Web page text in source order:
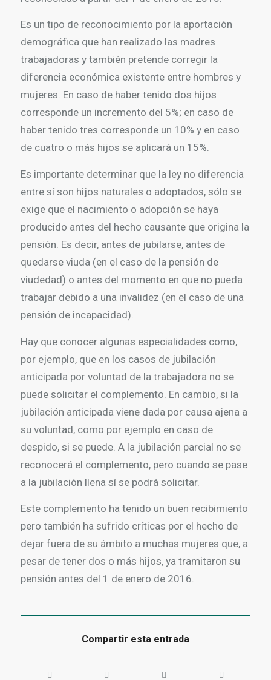
Es un tipo de reconocimiento por la aportación
demográfica que han realizado las madres
trabajadoras y también pretende corregir la
diferencia económica existente entre hombres y
mujeres. En caso de haber tenido dos hijos
corresponde un incremento del 5%; en caso de
haber tenido tres corresponde un 10% y en caso
de cuatro o más hijos se aplicará un 15%.
Es importante determinar que la ley no diferencia
entre sí son hijos naturales o adoptados, sólo se
exige que el nacimiento o adopción se haya
producido antes del hecho causante que origina la
pensión. Es decir, antes de jubilarse, antes de
quedarse viuda (en el caso de la pensión de
viudedad) o antes del momento en que no pueda
trabajar debido a una invalidez (en el caso de una
pensión de incapacidad).
Hay que conocer algunas especialidades como,
por ejemplo, que en los casos de jubilación
anticipada por voluntad de la trabajadora no se
puede solicitar el complemento. En cambio, si la
jubilación anticipada viene dada por causa ajena a
su voluntad, como por ejemplo en caso de
despido, si se puede. A la jubilación parcial no se
reconocerá el complemento, pero cuando se pase
a la jubilación llena sí se podrá solicitar.
Este complemento ha tenido un buen recibimiento
pero también ha sufrido críticas por el hecho de
dejar fuera de su ámbito a muchas mujeres que, a
pesar de tener dos o más hijos, ya tramitaron su
pensión antes del 1 de enero de 2016.
Compartir esta entrada